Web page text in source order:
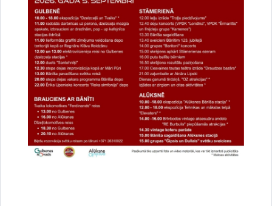
Druvienas Latviskās dzīvesziņas centrs